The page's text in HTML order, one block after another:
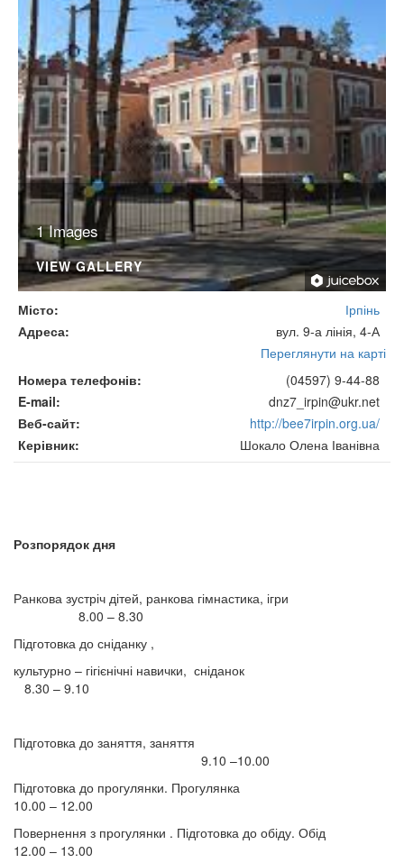
1 Images
VIEW GALLERY
Місто
Ірпінь
Адреса
вул. 9-а лінія, 4-А
Переглянути на карті
Номера телефонів
(04597) 9-44-88
E-mail
dnz7_irpin@ukr.net
Веб-сайт
http://bee7irpin.org.ua/
Керівник
Шокало Олена Іванівна
Розпорядок дня
Ранкова зустріч дітей, ранкова гімнастика, ігри
8.00 – 8.30
Підготовка до сніданку ,
культурно – гігієнічні навички, сніданок
8.30 – 9.10
Підготовка до заняття, заняття
9.10 –10.00
Підготовка до прогулянки. Прогулянка
10.00 – 12.00
Повернення з прогулянки . Підготовка до обіду. Обід
12.00 – 13.00